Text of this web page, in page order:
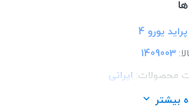
پراید یورو 4
1409003
محصولات: ایرانی
اماتا صمد
بیشتر